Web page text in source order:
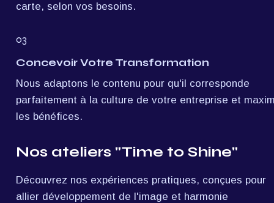
carte, selon vos besoins.
03
Concevoir Votre Transformation
Nous adaptons le contenu pour qu'il corresponde
parfaitement à la culture de votre entreprise et
les bénéfices.
Nos ateliers "Time to Shine"
Découvrez nos expériences pratiques, conçues pour
allier développement de l'image et harmonie